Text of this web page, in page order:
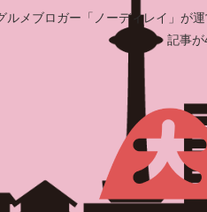
ルメブロガー「ノーディレイ」が
記事が